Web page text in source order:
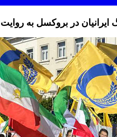
ایرانیان در بروکسل به